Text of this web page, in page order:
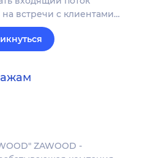
встречи с клиентами…
ZAWOOD -